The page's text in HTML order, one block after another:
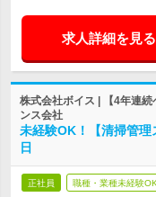
求人詳細を見る
株式会社ボイス | 【4年連
ンス会社
未経験OK！【清掃管
日
正社員 職種・業種未経験OK